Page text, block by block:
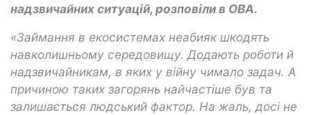
надзвичайних ситуацій, розповіли в ОВА.
«Займання в екосистемах неабияк шкодять
навколишньому середовищу. Додають роботи й
надзвичайникам, в яких у війну чимало задач. А
причиною таких загорянь найчастіше був та
залишається людський фактор. На жаль, досі не